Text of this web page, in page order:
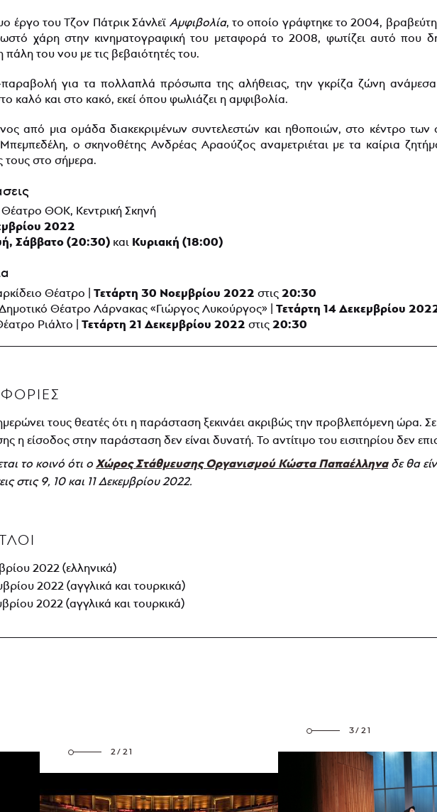
έργο του Τζον Πάτρικ Σάνλεϊ Αμφιβολία, το οποίο γράφτηκε το 2004,
χάρη στην κινηματογραφική του μεταφορά το 2008, φωτίζει αυτό που
του νου με τις βεβαιότητές του.
για τα πολλαπλά πρόσωπα της αλήθειας, την γκρίζα ζώνη ανάμεσα
καλό και στο κακό, εκεί όπου φωλιάζει η αμφιβολία.
από μια ομάδα διακεκριμένων συντελεστών και ηθοποιών, στο κέντρο
ο σκηνοθέτης Ανδρέας Αραούζος αναμετριέται με τα καίρια
τους στο σήμερα.
ΘΟΚ, Κεντρική Σκηνή
2022
Σάββατο (20:30) και Κυριακή (18:00)
Θέατρο | Τετάρτη 30 Νοεμβρίου 2022 στις 20:30
Θέατρο Λάρνακας «Γιώργος Λυκούργος» | Τετάρτη 14 Δεκεμβρίου
Ριάλτο | Τετάρτη 21 Δεκεμβρίου 2022 στις 20:30
τους θεατές ότι η παράσταση ξεκινάει ακριβώς την προβλεπόμενη ώρα.
η είσοδος στην παράσταση δεν είναι δυνατή. Το αντίτιμο του εισιτηρίου δεν
το κοινό ότι ο Χώρος Στάθμευσης Οργανισμού Κώστα Παπαέλληνα δε θα
στις 9, 10 και 11 Δεκεμβρίου 2022.
2022 (ελληνικά)
2022 (αγγλικά και τουρκικά)
2022 (αγγλικά και τουρκικά)
2/21
3/21